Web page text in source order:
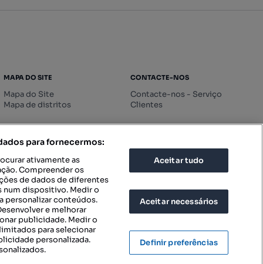
MAPA DO SITE
Mapa do Site
Mapa de distritos
CONTACTE-NOS
Contacte-nos - Serviço
Clientes
DE PRIVACIDADE
para fornecermos:
ativamente as
Compreender os
de dados de diferentes
num dispositivo. Medir o
personalizar conteúdos.
e melhorar
publicidade. Medir o
para selecionar
personalizada.
Aceitar tudo
Aceitar necessários
Definir preferências